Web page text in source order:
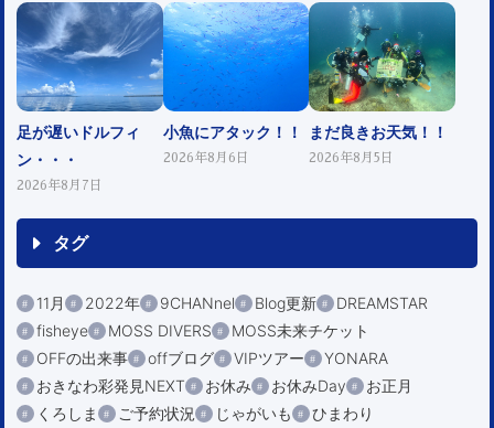
足が遅いドルフィ
ン・・・
2026年8月7日
小魚にアタック！！
2026年8月6日
まだ良きお天気！！
2026年8月5日
タグ
11月 2022年 9CHANnel Blog更新
DREAMSTAR
fisheye
MOSS DIVERS
MOSS未来チケット
OFFの出来事
offブログ VIPツアー
YONARA
おきなわ彩発見NEXT
お休み お休みDay
お正月
くろしま
ご予約状況 じゃがいも
ひまわり